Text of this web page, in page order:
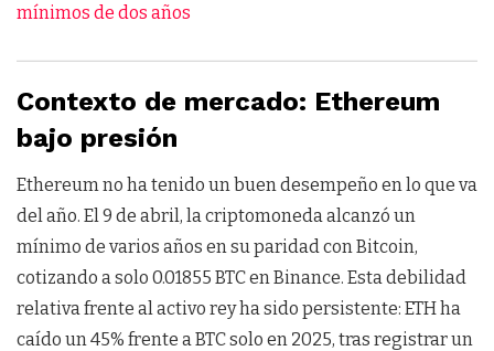
mínimos de dos años
Contexto de mercado: Ethereum
bajo presión
Ethereum no ha tenido un buen desempeño en lo que va
del año. El 9 de abril, la criptomoneda alcanzó un
mínimo de varios años en su paridad con Bitcoin,
cotizando a solo 0.01855 BTC en Binance. Esta debilidad
relativa frente al activo rey ha sido persistente: ETH ha
caído un 45% frente a BTC solo en 2025, tras registrar un